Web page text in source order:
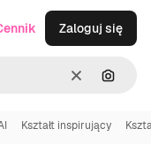
WyczyśćSzukaj
Zaloguj się
Kształt inspirujący